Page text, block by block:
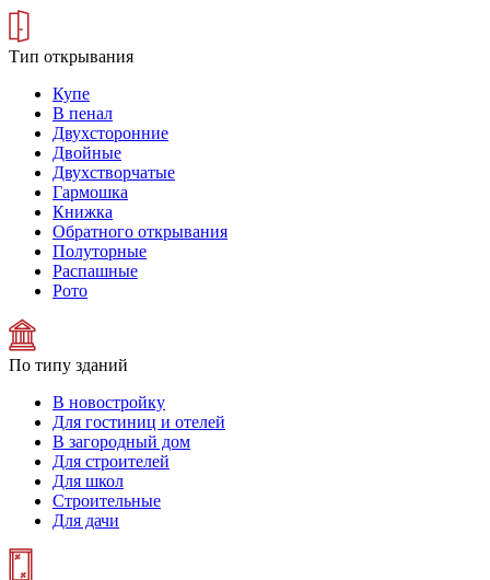
Тип открывания
Купе
В пенал
Двухсторонние
Двойные
Двухстворчатые
Гармошка
Книжка
Обратного открывания
Полуторные
Распашные
Рото
По типу зданий
В новостройку
Для гостиниц и отелей
В загородный дом
Для строителей
Для школ
Строительные
Для дачи